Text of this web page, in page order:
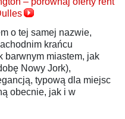
o tej samej nazwie,
krańcu
barwnym miastem, jak
Nowy Jork),
typową dla miejsc
obecnie, jak i w